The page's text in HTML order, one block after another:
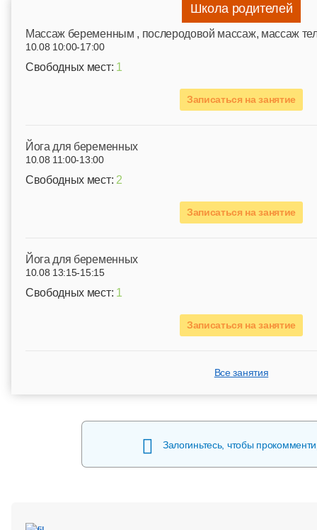
Школа родителей
Mассаж беременным , послеродовой массаж, массаж
10.08 10:00-17:00
Свободных мест: 1
Записаться на занятие
Йога для беременных
10.08 11:00-13:00
Свободных мест: 2
Записаться на занятие
Йога для беременных
10.08 13:15-15:15
Свободных мест: 1
Записаться на занятие
Все занятия
Залогиньтесь, чтобы